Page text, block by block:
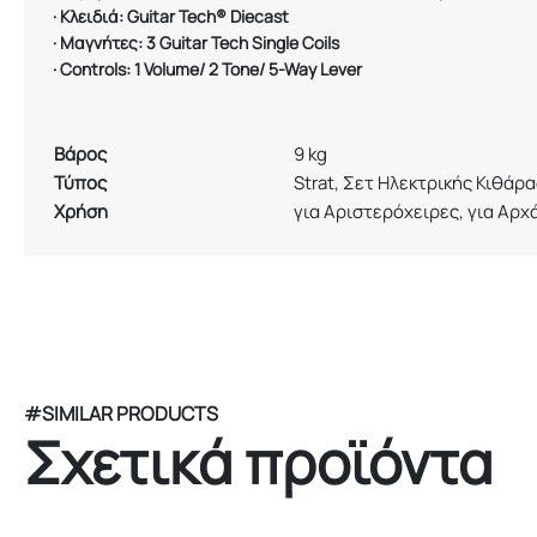
· Κλειδιά: Guitar Tech® Diecast
· Μαγνήτες: 3 Guitar Tech Single Coils
·Controls: 1 Volume/ 2 Tone/ 5-Way Lever
Βάρος
9 kg
Τύπος
Strat, Σετ Ηλεκτρικής
Χρήση
για Αριστερόχειρες, για
#SIMILAR PRODUCTS
Σχετικά προϊόντα